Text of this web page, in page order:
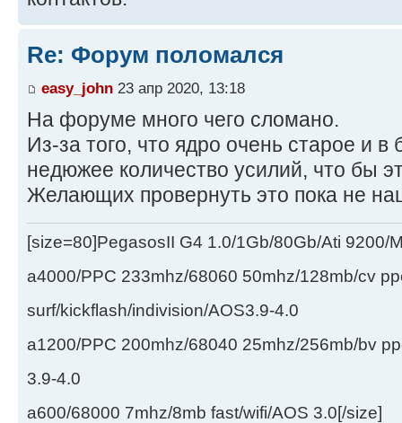
Re: Форум поломался
easy_john 23 апр 2020, 13:18
На форуме много чего сломано.
Из-за того, что ядро очень старое и в
недюжее количество усилий, что бы
Желающих провернуть это пока не
[size=80]PegasosII G4 1.0/1Gb/80Gb/Ati 9200/
a4000/PPC 233mhz/68060 50mhz/128mb/cv
surf/kickflash/indivision/AOS3.9-4.0
a1200/PPC 200mhz/68040 25mhz/256mb/bv
3.9-4.0
a600/68000 7mhz/8mb fast/wifi/AOS 3.0[/size]